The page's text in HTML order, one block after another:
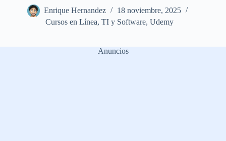
Enrique Hernandez
18 noviembre, 2025
Cursos en Línea,TI y Software,Udemy
Anuncios